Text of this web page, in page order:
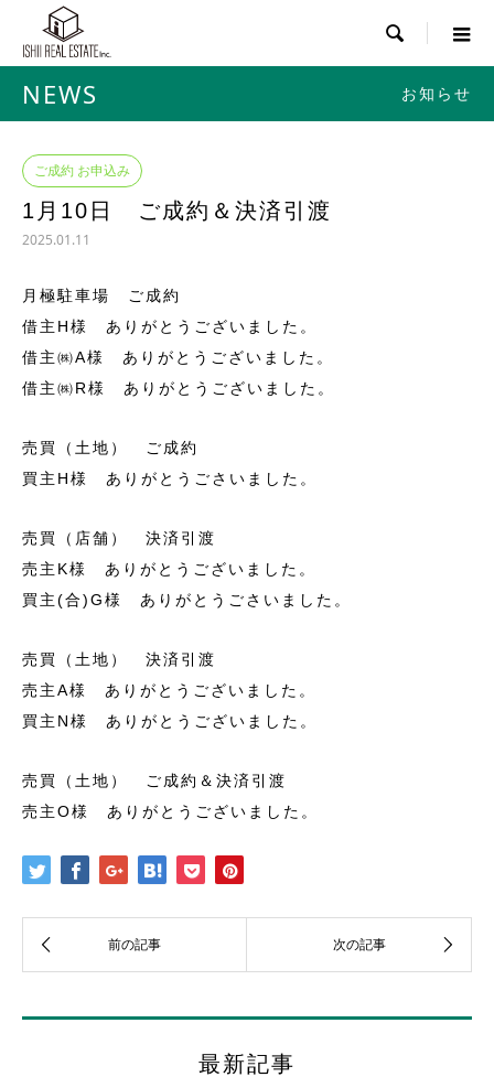

NEWS お知らせ
ご成約 お申込み
1月10日 ご成約＆決済引渡
2025.01.11
月極駐車場 ご成約
借主H様 ありがとうございました。
借主㈱A様 ありがとうございました。
借主㈱R様 ありがとうございました。
売買（土地） ご成約
買主H様 ありがとうごさいました。
売買（店舗） 決済引渡
売主K様 ありがとうございました。
買主(合)G様 ありがとうごさいました。
売買（土地） 決済引渡
売主A様 ありがとうございました。
買主N様 ありがとうございました。
売買（土地） ご成約＆決済引渡
売主O様 ありがとうございました。
最新記事